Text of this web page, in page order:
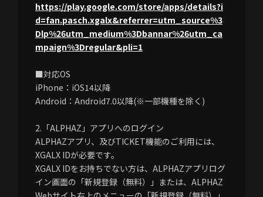
https://play.google.com/store/apps/details?i
d=fan.pasch.xgalx&referrer=utm_source%3
Dlp%26utm_medium%3Dbannar%26utm_ca
mpaign%3Dregular&pli=1
■対応OS
iPhone：iOS14以降
Android：Android7.0以降(※一部機種を除く)
2.「ALPHAZ」アプリへのログイン
ALPHAZアプリ、及びTICKET機能のご利用には、
XGALX IDが必要です。
XGALX IDをお持ちでない方は、ALPHAZアプリログ
イン画面の「新規登録（無料）」または、ALPHAZ